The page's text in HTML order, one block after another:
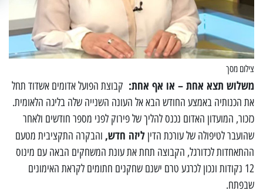
צילום מסך
משלוש תצא אחת – או אף אחת: קבוצת הפועל אדומים אשדוד תחל
את הכנותיה באמצע החודש הבא אל העונה השנייה שלה בליגה הלאומית.
כזכור, המועדון האדום נכנס להליך של פירוק לפני מספר חודשים ולאחר
שהועבר לטיפולה של עורכת הדין ליזה חדש, והבקרה התקציבית מטעם
ההתאחדות לכדורגל, הקבוצה תחת את עונת המשחקים הבאה עם מינוס
12 נקודות ונכון לכרגע טרם ישנם שחקנים חתומים לקראת האימונים
שבפתח.